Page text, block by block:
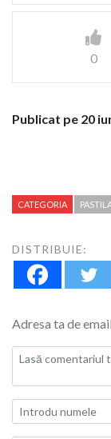
0
Publicat pe 20
CATEGORIA
DISTRIBUIE:
Adresa ta de